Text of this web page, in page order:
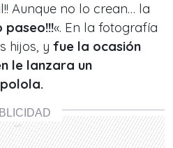
Aunque no lo crean… la
paseo!!!«. En la fotografía
hijos, y fue la ocasión
le lanzara un